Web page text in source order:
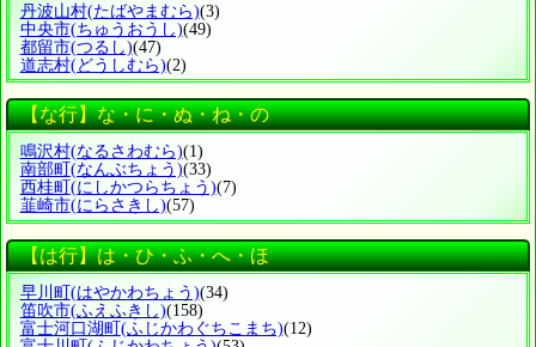
丹波山村(たばやまむら)(3)
中央市(ちゅうおうし)(49)
都留市(つるし)(47)
道志村(どうしむら)(2)
【な行】な・に・ぬ・ね・の
鳴沢村(なるさわむら)(1)
南部町 (なんぶちょう)(33)
西桂町 (にしかつらちょう)(7)
韮崎市(にらさきし)(57)
【は行】は・ひ・ふ・へ・ほ
早川町 (はやかわちょう)(34)
笛吹市(ふえふきし)(158)
富士河口湖町 (ふじかわぐちこまち)(12)